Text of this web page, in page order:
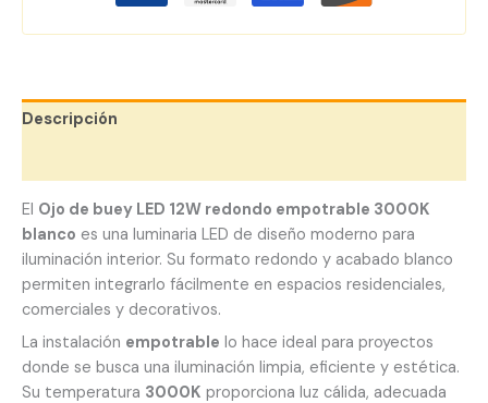
Descripción
El Ojo de buey LED 12W redondo empotrable 3000K
blanco es una luminaria LED de diseño moderno para
iluminación interior. Su formato redondo y acabado blanco
permiten integrarlo fácilmente en espacios residenciales,
comerciales y decorativos.
La instalación empotrable lo hace ideal para proyectos
donde se busca una iluminación limpia, eficiente y estética.
Su temperatura 3000K proporciona luz cálida, adecuada